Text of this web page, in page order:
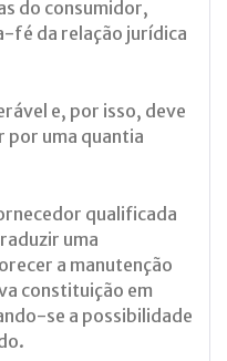
do consumidor,
fé da relação jurídica
e, por isso, deve
por uma quantia
qualificada
uma
a manutenção
constituição em
se a possibilidade